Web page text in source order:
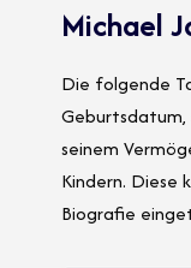
Michael
Die folgende
seinem
Kindern. Diese
Biografie